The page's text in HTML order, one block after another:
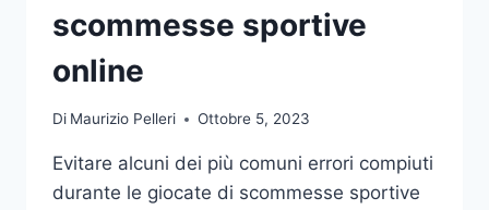
scommesse sportive
online
Di Maurizio Pelleri Ottobre 5, 2023
Evitare alcuni dei più comuni errori compiuti
durante le giocate di scommesse sportive